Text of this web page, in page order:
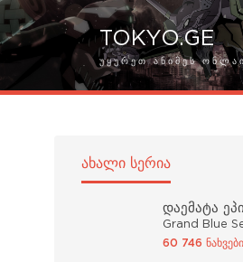
TOKYO.GE
ᲣᲧᲣᲠᲔᲗ ᲐᲜᲘᲛᲔᲡ
ᲐᲮᲐᲚᲘ ᲡᲔᲠᲘᲐ
დაემატა
Grand Blue
60 746 ნახვები